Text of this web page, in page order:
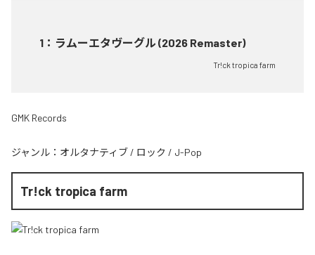
1 ： ラムーエタヴーグル (2026 Remaster)
Tr!ck tropica farm
GMK Records
ジャンル： オルタナティブ / ロック / J-Pop
Tr!ck tropica farm